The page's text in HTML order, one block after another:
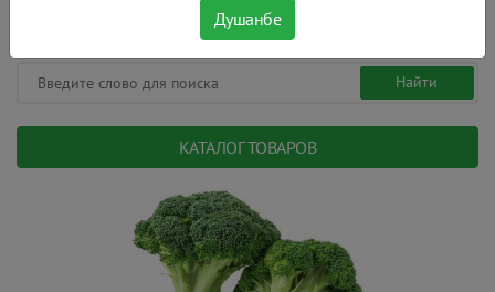
КАТАЛОГ ТОВАРОВ
Душанбе